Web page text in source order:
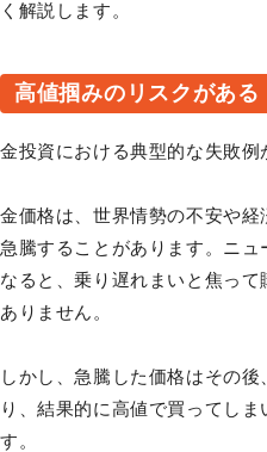
く解説します。
高値掴みのリスクがある
金投資における典型的な失敗例
金価格は、世界情勢の不安や
急騰することがあります。ニ
なると、乗り遅れまいと焦って
ありません。
しかし、急騰した価格はその
り、結果的に高値で買ってし
す。